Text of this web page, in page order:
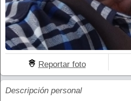
Reportar foto
Descripción personal